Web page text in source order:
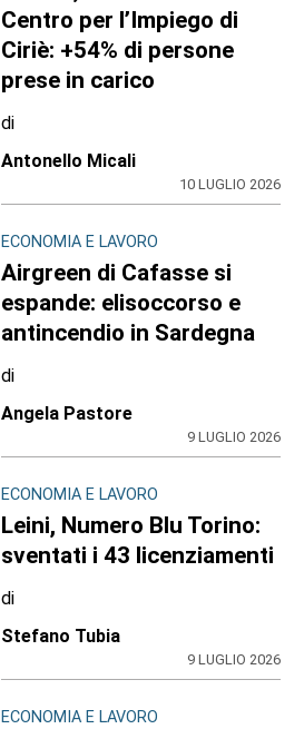
Centro per l’Impiego di
Ciriè: +54% di persone
prese in carico
di
Antonello Micali
10 LUGLIO 2026
ECONOMIA E LAVORO
Airgreen di Cafasse si
espande: elisoccorso e
antincendio in Sardegna
di
Angela Pastore
9 LUGLIO 2026
ECONOMIA E LAVORO
Leini, Numero Blu Torino:
sventati i 43 licenziamenti
di
Stefano Tubia
9 LUGLIO 2026
ECONOMIA E LAVORO